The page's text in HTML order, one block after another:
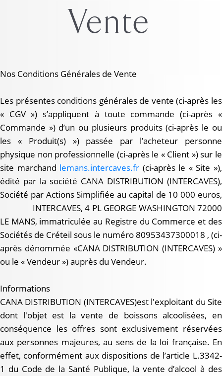
Vente
Nos Conditions Générales de Vente
Les présentes conditions générales de vente (ci-après les
« CGV ») s’appliquent à toute commande (ci-après «
Commande ») d’un ou plusieurs produits (ci-après le ou
les « Produit(s) ») passée par l’acheteur personne
physique non professionnelle (ci-après le « Client ») sur le
site marchand lemans.intercaves.fr (ci-après le « Site »),
édité par la société CANA DISTRIBUTION (INTERCAVES),
Société par Actions Simplifiée au capital de 10 000 euros,
INTERCAVES, 4 PL GEORGE WASHINGTON 72000
LE MANS, immatriculée au Registre du Commerce et des
Sociétés de Créteil sous le numéro 80953437300018 , (ci-
après dénommée «CANA DISTRIBUTION (INTERCAVES) »
ou le « Vendeur ») auprès du Vendeur.
Informations
CANA DISTRIBUTION (INTERCAVES)est l'exploitant du Site
dont l'objet est la vente de boissons alcoolisées, en
conséquence les offres sont exclusivement réservées
aux personnes majeures, au sens de la loi française. En
effet, conformément aux dispositions de l’article L.3342-
1 du Code de la Santé Publique, la vente d’alcool à des